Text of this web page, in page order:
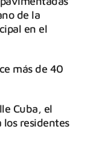
de la
en el
más de 40
Cuba, el
residentes